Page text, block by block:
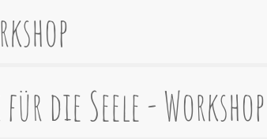
die Seele - Workshop